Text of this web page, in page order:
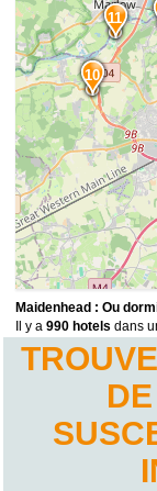
11
10
Maidenhead : Ou
Il y a990 hotels dans